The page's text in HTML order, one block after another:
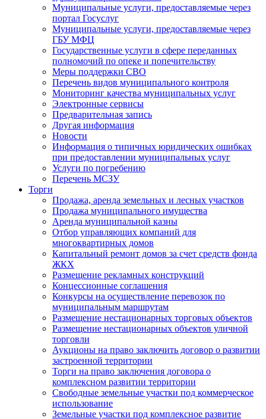
Муниципальные услуги, предоставляемые через
портал Госуслуг
Муниципальные услуги, предоставляемые через
ГБУ МФЦ
Государственные услуги в сфере переданных
полномочий по опеке и попечительству
Меры поддержки СВО
Перечень видов муниципального контроля
Мониторинг качества муниципальных услуг
Электронные сервисы
Предварительная запись
Другая информация
Новости
Информация о типичных юридических ошибках
при предоставлении муниципальных услуг
Услуги по погребению
Перечень МСЗУ
Торги
Продажа, аренда земельных и лесных участков
Продажа муниципального имущества
Аренда муниципальной казны
Отбор управляющих компаний для
многоквартирных домов
Капитальный ремонт домов за счет средств фонда
ЖКХ
Размещение рекламных конструкций
Концессионные соглашения
Конкурсы на осуществление перевозок по
муниципальным маршрутам
Размещение нестационарных торговых объектов
Размещение нестационарных объектов уличной
торговли
Аукционы на право заключить договор о развитии
застроенной территории
Торги на право заключения договора о
комплексном развитии территории
Свободные земельные участки под коммерческое
использование
Земельные участки под комплексное развитие